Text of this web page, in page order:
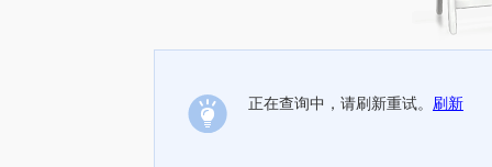
正在查询中，请刷新重试。 刷新